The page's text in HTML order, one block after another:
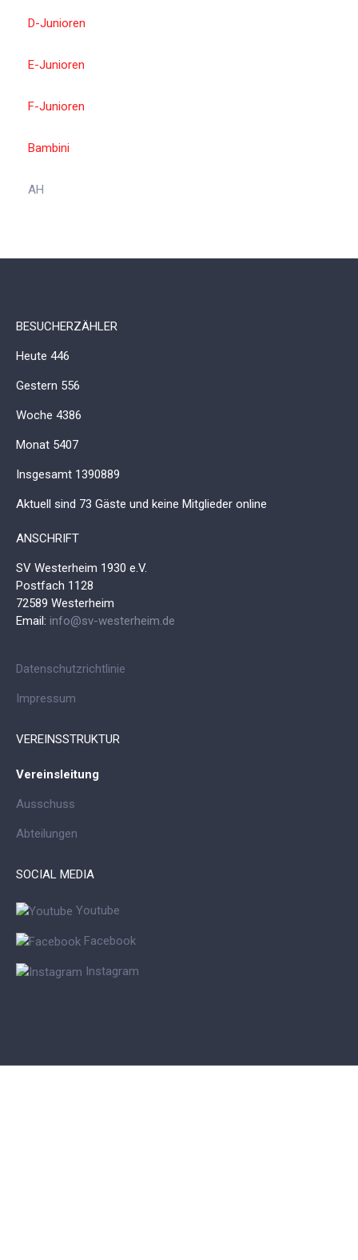
D-Junioren
E-Junioren
F-Junioren
Bambini
AH
BESUCHERZÄHLER
Heute 446
Gestern 556
Woche 4386
Monat 5407
Insgesamt 1390889
Aktuell sind 73 Gäste und keine Mitglieder online
ANSCHRIFT
SV Westerheim 1930 e.V.
Postfach 1128
72589 Westerheim
Email: info@sv-westerheim.de
Datenschutzrichtlinie
Impressum
VEREINSSTRUKTUR
Vereinsleitung
Ausschuss
Abteilungen
SOCIAL MEDIA
Youtube
Facebook
Instagram